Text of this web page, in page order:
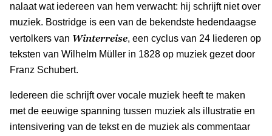
nalaat wat iedereen van hem verwacht: hij schrijft niet over
muziek. Bostridge is een van de bekendste hedendaagse
vertolkers van Winterreise, een cyclus van 24 liederen op
teksten van Wilhelm Müller in 1828 op muziek gezet door
Franz Schubert.
Iedereen die schrijft over vocale muziek heeft te maken
met de eeuwige spanning tussen muziek als illustratie en
intensivering van de tekst en de muziek als commentaar